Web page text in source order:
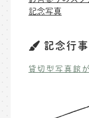
記念写真
記念行
貸切型写真館